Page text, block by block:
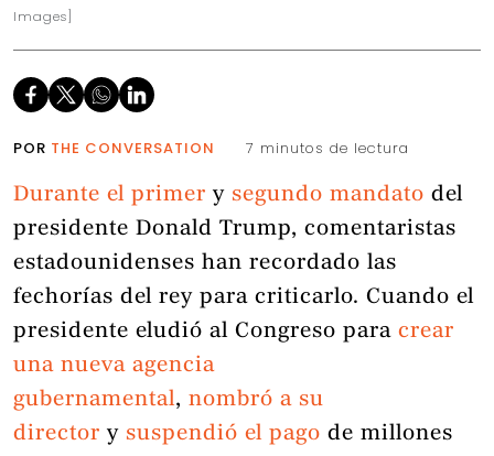
Images]
POR THE CONVERSATION 7 minutos de lectura
Durante el primer y segundo mandato del
presidente Donald Trump, comentaristas
estadounidenses han recordado las
fechorías del rey para criticarlo. Cuando el
presidente eludió al Congreso para crear
una nueva agencia
gubernamental, nombró a su
director y suspendió el pago de millones